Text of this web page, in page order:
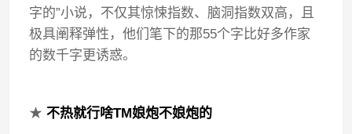
字的”小说，不仅其惊悚指数、脑洞指数双高，且
极具阐释弹性，他们笔下的那55个字比好多作家
的数千字更诱惑。
★不热就行啥TM娘炮不娘炮的